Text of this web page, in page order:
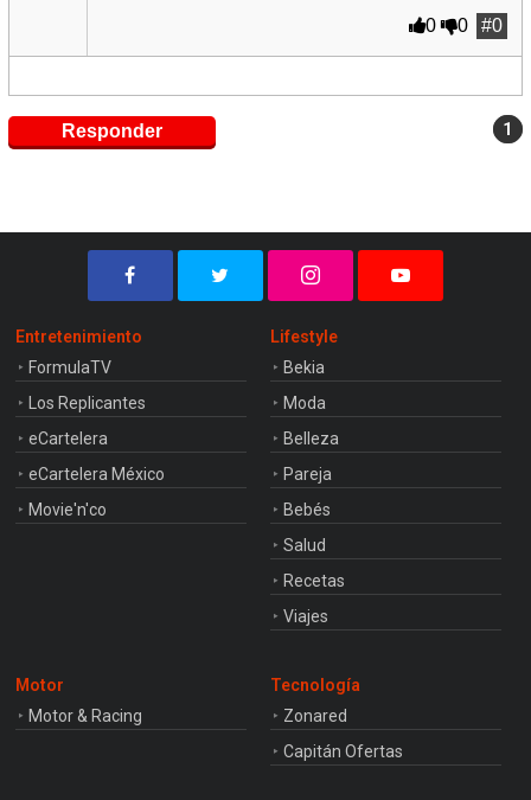
#0
0 0
Responder 1
Entretenimiento
FormulaTV
Los Replicantes
eCartelera
eCartelera México
Movie'n'co
Lifestyle
Bekia
Moda
Belleza
Pareja
Bebés
Salud
Recetas
Viajes
Motor
Motor & Racing
Tecnología
Zonared
Capitán Ofertas